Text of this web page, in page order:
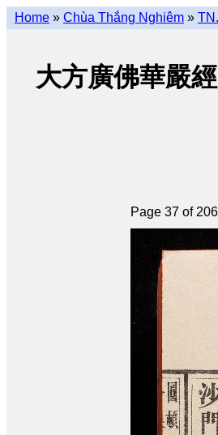
Home » Chùa Thắng Nghiêm »
大方廣佛華嚴
Page 37 of 206